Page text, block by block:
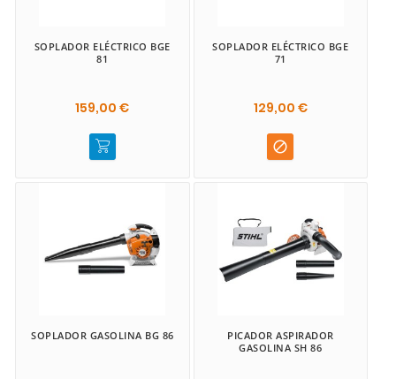
SOPLADOR ELÉCTRICO BGE
81
159,00 €
SOPLADOR ELÉCTRICO BGE
71
129,00 €

SOPLADOR GASOLINA BG 86
PICADOR ASPIRADOR
GASOLINA SH 86